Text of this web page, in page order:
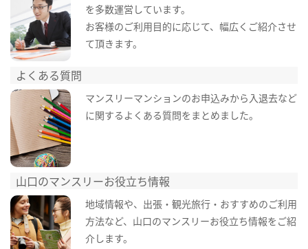
を多数運営しています。
お客様のご利用目的に応じて、幅広くご紹介させ
て頂きます。
よくある質問
マンスリーマンションのお申込みから入退去など
に関するよくある質問をまとめました。
山口のマンスリーお役立ち情報
地域情報や、出張・観光旅行・おすすめのご利用
方法など、山口のマンスリーお役立ち情報をご紹
介します。